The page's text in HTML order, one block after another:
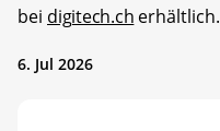
bei digitech.ch erhältlich.
6. Jul 2026